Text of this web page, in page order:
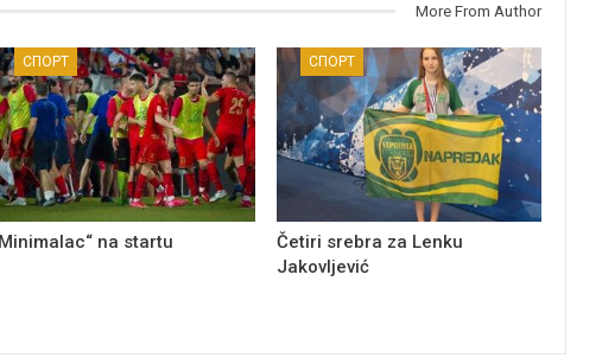
More From Author
СПОРТ
na startu
СПОРТ
Četiri srebra za Lenku
Jakovljević